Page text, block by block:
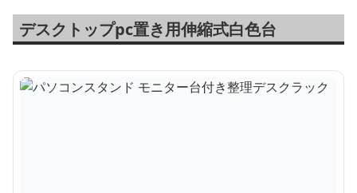
デスクトップpc置き用伸縮式白色台